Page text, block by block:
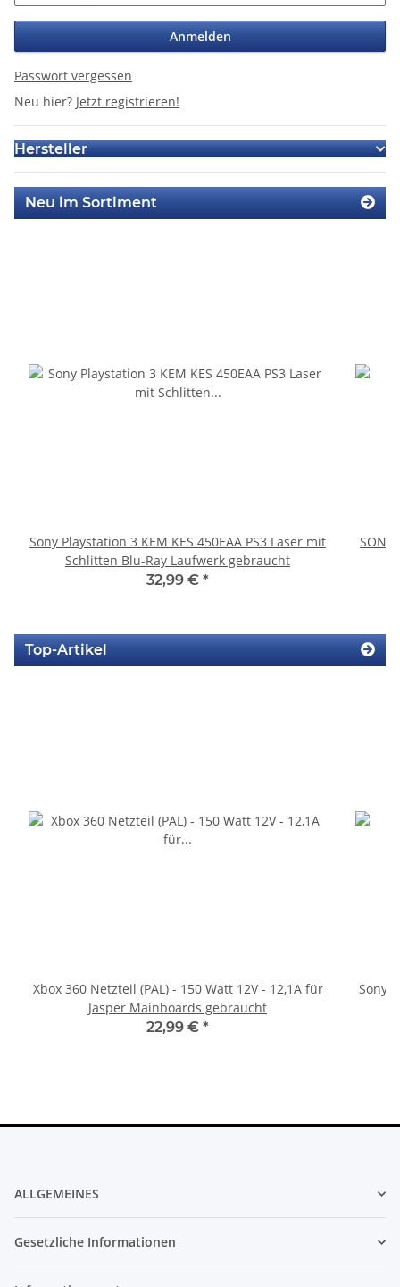
Anmelden
Passwort vergessen
Neu hier? Jetzt registrieren!
Hersteller
Neu im Sortiment
Sony Playstation 3 KEM KES 450EAA PS3 Laser mit
Schlitten Blu-Ray Laufwerk gebraucht
32,99 € *
Top-Artikel
Xbox 360 Netzteil (PAL) - 150 Watt 12V - 12,1A für
Jasper Mainboards gebraucht
22,99 € *
Sony
ALLGEMEINES
Gesetzliche Informationen